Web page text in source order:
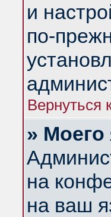
и
по-
Вернуться
» Моего
на
на ваш